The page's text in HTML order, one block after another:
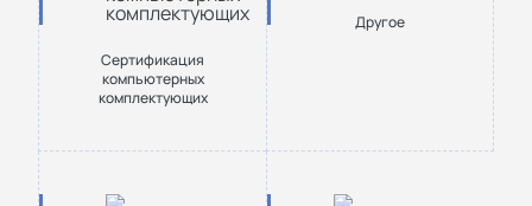
Сертификация
компьютерных
комплектующих
Другое